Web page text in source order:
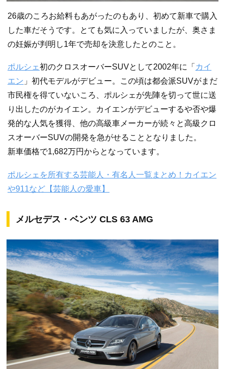
26歳のころお給料もあがったのもあり、初めて新車で購入
した車だそうです。とても気に入っていましたが、奥さま
の妊娠が判明し1年で売却を決意したとのこと。
ポルシェ初のクロスオーバーSUVとして2002年に「 カイ
エン 」初代モデルがデビュー。この頃は都会派SUVがまだ
市民権を得ていないころ、ポルシェが先陣を切って世に送
り出したのがカイエン。カイエンがデビューするや否や爆
発的な人気を獲得、他の高級車メーカーが続々と高級クロ
スオーバーSUVの開発を急がせることとなりました。
新車価格で1,682万円からとなっています。
ポルシェを所有する芸能人・有名人一覧まとめ！カイエン
や911など【芸能人の愛車】
メルセデス・ベンツ CLS 63 AMG